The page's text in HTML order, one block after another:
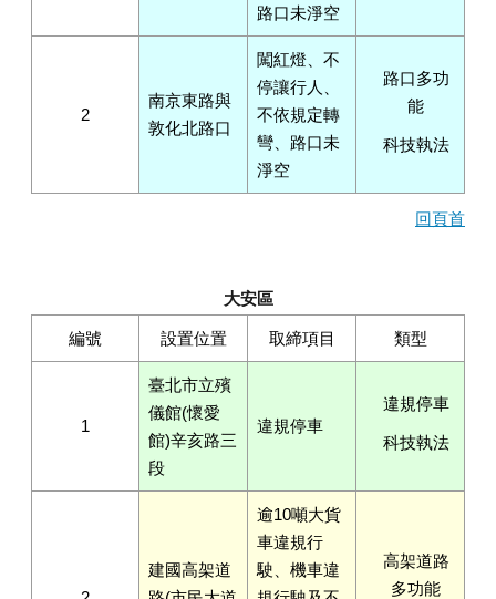
路口未淨空
2
南京東路與
敦化北路口
闖紅燈、不
停讓行人、
不依規定轉
彎、路口未
淨空
路口多功
能
科技執法
回頁首
大安區
編號 設置位置 取締項目 類型
1
臺北市立殯
儀館(懷愛
館)辛亥路三
段
違規停車
違規停車
科技執法
建國高架道
逾10噸大貨
車違規行
駛、機車違
高架道路
多功能